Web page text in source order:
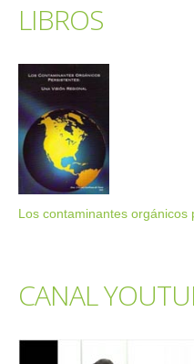
LIBROS
Los contaminantes
CANAL